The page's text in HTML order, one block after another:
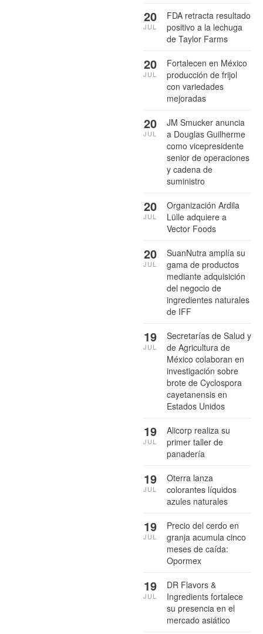
FDA retracta resultado
positivo a la lechuga
de Taylor Farms
20
JUL
Fortalecen en México
producción de frijol
con variedades
mejoradas
20
JUL
JM Smucker anuncia
a Douglas Guilherme
como vicepresidente
senior de operaciones
y cadena de
suministro
20
JUL
Organización Ardila
Lülle adquiere a
Vector Foods
20
JUL
SuanNutra amplía su
gama de productos
mediante adquisición
del negocio de
ingredientes naturales
de IFF
20
JUL
Secretarías de Salud y
de Agricultura de
México colaboran en
investigación sobre
brote de Cyclospora
cayetanensis en
Estados Unidos
19
JUL
Alicorp realiza su
primer taller de
panadería
19
JUL
Oterra lanza
colorantes líquidos
azules naturales
19
JUL
Precio del cerdo en
granja acumula cinco
meses de caída:
Opormex
19
JUL
DR Flavors &
Ingredients fortalece
su presencia en el
mercado asiático
19
JUL